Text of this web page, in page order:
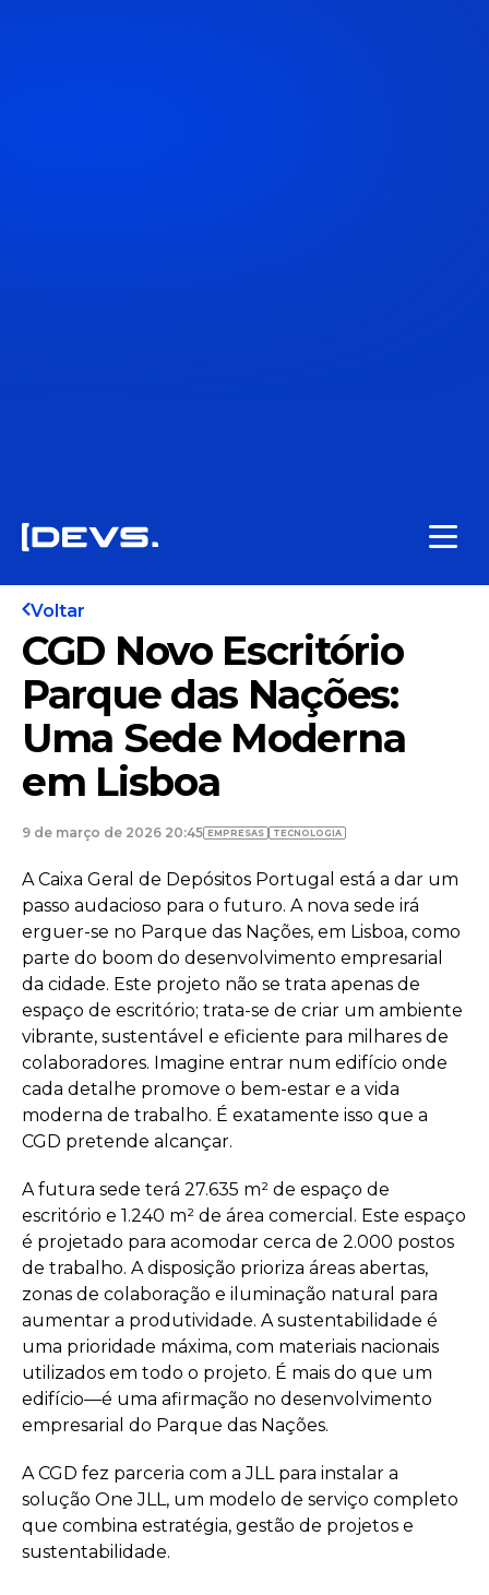
Voltar
CGD Novo Escritório
Parque das Nações:
Uma Sede Moderna
em Lisboa
9 de março de 2026 20:45 EMPRESAS TECNOLOGIA
A Caixa Geral de Depósitos Portugal está a dar um
passo audacioso para o futuro. A nova sede irá
erguer-se no Parque das Nações, em Lisboa, como
parte do boom do desenvolvimento empresarial
da cidade. Este projeto não se trata apenas de
espaço de escritório; trata-se de criar um ambiente
vibrante, sustentável e eficiente para milhares de
colaboradores. Imagine entrar num edifício onde
cada detalhe promove o bem-estar e a vida
moderna de trabalho. É exatamente isso que a
CGD pretende alcançar.
A futura sede terá 27.635 m² de espaço de
escritório e 1.240 m² de área comercial. Este espaço
é projetado para acomodar cerca de 2.000 postos
de trabalho. A disposição prioriza áreas abertas,
zonas de colaboração e iluminação natural para
aumentar a produtividade. A sustentabilidade é
uma prioridade máxima, com materiais nacionais
utilizados em todo o projeto. É mais do que um
edifício—é uma afirmação no desenvolvimento
empresarial do Parque das Nações.
A CGD fez parceria com a JLL para instalar a
solução One JLL, um modelo de serviço completo
que combina estratégia, gestão de projetos e
sustentabilidade.